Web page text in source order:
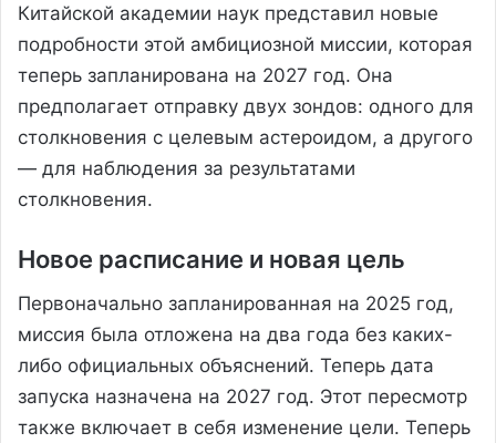
Китайской академии наук представил новые
подробности этой амбициозной миссии, которая
теперь запланирована на 2027 год. Она
предполагает отправку двух зондов: одного для
столкновения с целевым астероидом, а другого
— для наблюдения за результатами
столкновения.
Новое расписание и новая цель
Первоначально запланированная на 2025 год,
миссия была отложена на два года без каких-
либо официальных объяснений. Теперь дата
запуска назначена на 2027 год. Этот пересмотр
также включает в себя изменение цели. Теперь